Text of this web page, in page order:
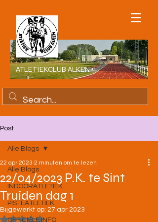
ATLETIEKCLUB ALKEN
Post
Alle Blogs
INDOORATLETIEK
PISTEATLETIEK
OFFICIELE INFO
Alle Blogs
22/04/2023 P.K. te Sint
Truiden dag 1
22 apr 2023 2 minuten om te lezen
Bijgewerkt op: 27 apr 2023
Beoordeeld met NaN uit 5 sterren.